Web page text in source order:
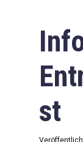
st